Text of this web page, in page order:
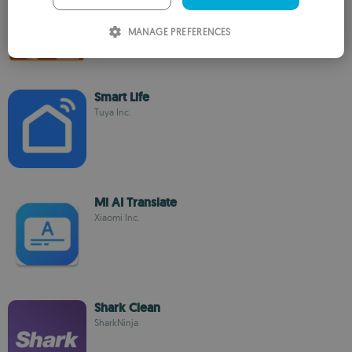
SMS Pro
Smart Life
Tuya Inc.
Mi AI Translate
Xiaomi Inc.
Shark Clean
SharkNinja
MANAGE PREFERENCES